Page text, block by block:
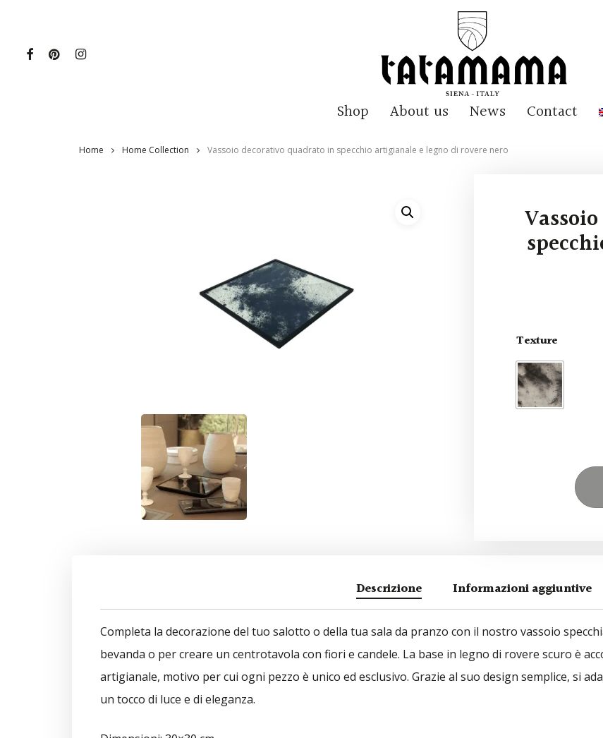
Shop About us News Contact
Home Home Collection Vassoio decorativo quadrato in specchio artigianale e legno di rovere nero
Texture
Descrizione Informazioni aggiuntive
Completa la decorazione del tuo salotto o della tua sala da pranzo con il nostro vassoio
bevanda o per creare un centrotavola con fiori e candele. La base in legno di rovere scuro è
artigianale, motivo per cui ogni pezzo è unico ed esclusivo. Grazie al suo design semplice, si
un tocco di luce e di eleganza.